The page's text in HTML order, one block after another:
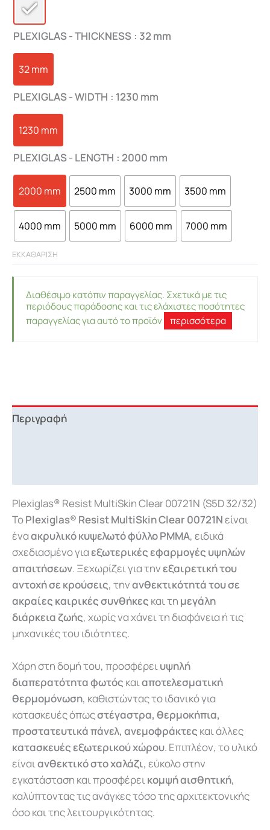
PLEXIGLAS - THICKNESS : 32 mm
32 mm
PLEXIGLAS - WIDTH : 1230 mm
1230 mm
PLEXIGLAS - LENGTH : 2000 mm
2000 mm 2500 mm 3000 mm 3500 mm
4000 mm 5000 mm 6000 mm 7000 mm
ΕΚΚΑΘΑΡΙΣΗ
Διαθέσιμο κατόπιν παραγγελίας. Σχετικά με τις
περιόδους παράδοσης και τις ελάχιστες ποσότητες
παραγγελίας για αυτό το προϊόν
περισσότερα
Περιγραφή
Plexiglas® Resist MultiSkin Clear 00721N (S5D 32/32)
ΤοPlexiglas® Resist MultiSkin Clear 00721Nείναι
έναακρυλικό κυψελωτό φύλλο PMMA, ειδικά
σχεδιασμένο γιαεξωτερικές εφαρμογές υψηλών
απαιτήσεων. Ξεχωρίζει για τηνεξαιρετική του
αντοχή σε κρούσεις, τηνανθεκτικότητά του σε
ακραίες καιρικές συνθήκες και τη μεγάλη
διάρκεια ζωής, χωρίς να χάνει τη διαφάνεια ή τις
μηχανικές του ιδιότητες.
Χάρη στη δομή του, προσφέρειυψηλή
διαπερατότητα φωτός καιαποτελεσματική
θερμομόνωση, καθιστώντας το ιδανικό για
κατασκευές όπωςστέγαστρα, θερμοκήπια,
προστατευτικά πάνελ, ανεμοφράκτες και άλλες
κατασκευές εξωτερικού χώρου. Επιπλέον, το υλικό
είναιανθεκτικό στο χαλάζι, εύκολο στην
εγκατάσταση και προσφέρεικομψή αισθητική,
καλύπτοντας τις ανάγκες τόσο της αρχιτεκτονικής
όσο και της λειτουργικότητας.